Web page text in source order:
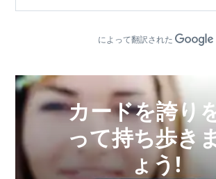
によって翻訳された
カードを誇り
って持ち歩き
ょう!